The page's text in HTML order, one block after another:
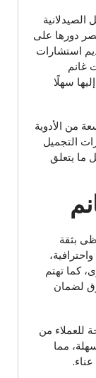
الصيدلانية
دورها على
استشارات
غانم
سهلًا
من الأدوية
التجميل
ما يتعلق
بثقة
كما تهتم
لضمان
للعملاء من
مما